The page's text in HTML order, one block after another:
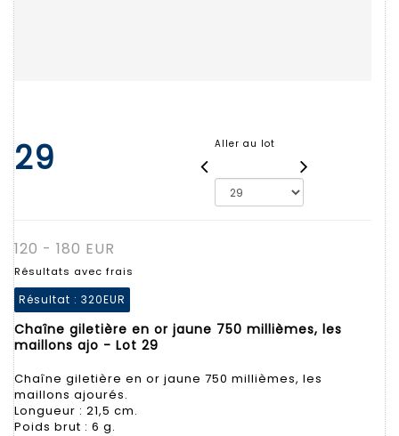
29 Aller au lot
120 - 180 EUR
Résultats avec frais
Résultat : 320EUR
Chaîne giletière en or jaune 750 millièmes, les
maillons ajo - Lot 29
Chaîne giletière en or jaune 750 millièmes, les
maillons ajourés.
Longueur : 21,5 cm.
Poids brut : 6 g.